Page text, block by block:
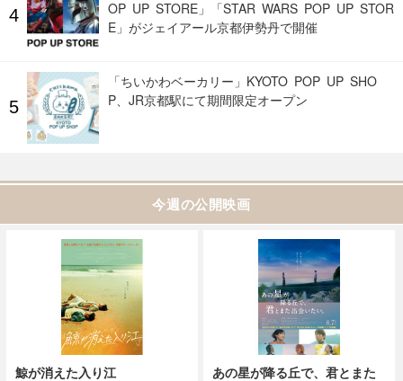
OP UP STORE」「STAR WARS POP UP STOR
E」がジェイアール京都伊勢丹で開催
「ちいかわベーカリー」KYOTO POP UP SHO
P、JR京都駅にて期間限定オープン
今週の公開映画
鯨が消えた入り江
あの星が降る丘で、君とまた